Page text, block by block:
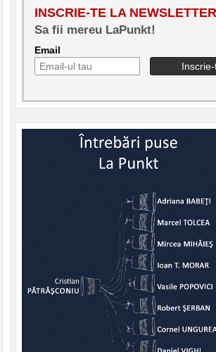
INSCRIE-TE LA
Sa fii mereu LaPunkt!
Email